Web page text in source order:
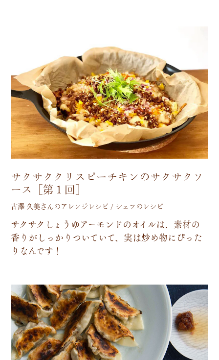
サクサククリスピーチキンのサクサクソ
ース［第１回］
古澤 久美さんのアレンジレシピ / シェフのレシピ
サクサク し ょ う ゆアーモ ン ドのオイ ルは、 素材の
香 り がし っ か り ついていて、 実は炒め物に ぴっ た
り なんです ！